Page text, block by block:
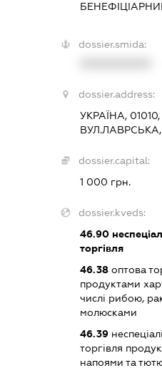
dossier.smida:
dossier.address:
УКРАЇНА,
dossier.capital:
1 000 грн.
dossier.kveds:
46.90
торгівля
46.38оптова
продуктами
числі рибою,
молюсками
46.39
торгівля
напоями та